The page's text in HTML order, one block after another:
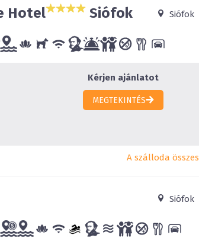
Hotel Siófok Siófok
Kérjen ajánlatot
MEGTEKINTÉS
A szálloda
Siófok